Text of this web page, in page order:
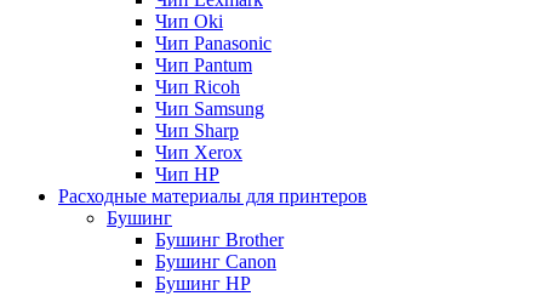
Чип Oki
Чип Panasonic
Чип Pantum
Чип Ricoh
Чип Samsung
Чип Sharp
Чип Xerox
Чип НР
Расходные материалы для принтеров
Бушинг
Бушинг Brother
Бушинг Canon
Бушинг HP